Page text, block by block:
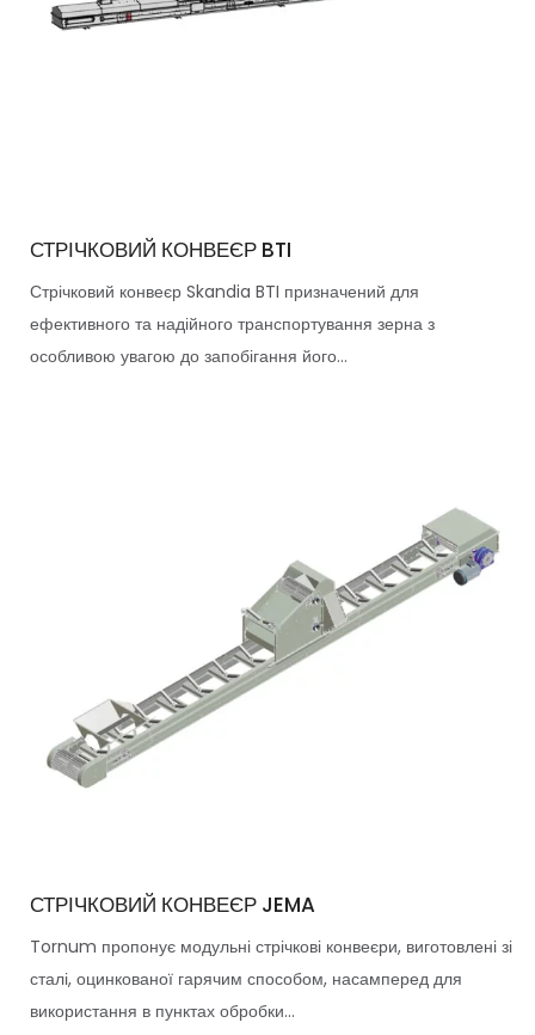
СТРІЧКОВИЙ КОНВЕЄР BTI
Стрічковий конвеєр Skandia BTI призначений для
ефективного та надійного транспортування зерна з
особливою увагою до запобігання його...
СТРІЧКОВИЙ КОНВЕЄР JEMA
Tornum пропонує модульні стрічкові конвеєри, виготовлені зі
сталі, оцинкованої гарячим способом, насамперед для
використання в пунктах обробки...